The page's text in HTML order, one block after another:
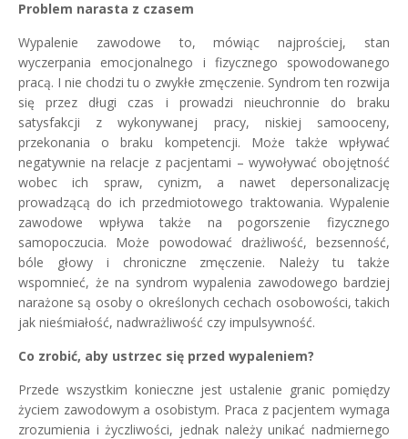
Problem narasta z czasem
Wypalenie zawodowe to, mówiąc najprościej, stan
wyczerpania emocjonalnego i fizycznego spowodowanego
pracą. I nie chodzi tu o zwykłe zmęczenie. Syndrom ten rozwija
się przez długi czas i prowadzi nieuchronnie do braku
satysfakcji z wykonywanej pracy, niskiej samooceny,
przekonania o braku kompetencji. Może także wpływać
negatywnie na relacje z pacjentami – wywoływać obojętność
wobec ich spraw, cynizm, a nawet depersonalizację
prowadzącą do ich przedmiotowego traktowania. Wypalenie
zawodowe wpływa także na pogorszenie fizycznego
samopoczucia. Może powodować drażliwość, bezsenność,
bóle głowy i chroniczne zmęczenie. Należy tu także
wspomnieć, że na syndrom wypalenia zawodowego bardziej
narażone są osoby o określonych cechach osobowości, takich
jak nieśmiałość, nadwrażliwość czy impulsywność.
Co zrobić, aby ustrzec się przed wypaleniem?
Przede wszystkim konieczne jest ustalenie granic pomiędzy
życiem zawodowym a osobistym. Praca z pacjentem wymaga
zrozumienia i życzliwości, jednak należy unikać nadmiernego